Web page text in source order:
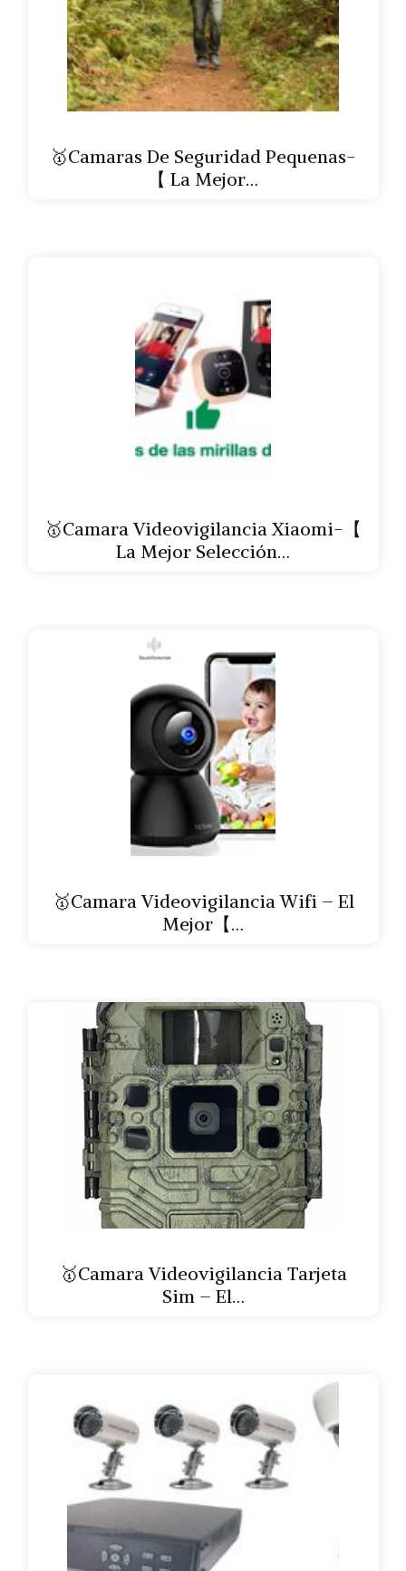
🥇Camaras De Seguridad Pequenas-
【 La Mejor…
🥇Camara Videovigilancia Xiaomi-【
La Mejor Selección…
🥇Camara Videovigilancia Wifi – El
Mejor【…
🥇Camara Videovigilancia Tarjeta
Sim – El…